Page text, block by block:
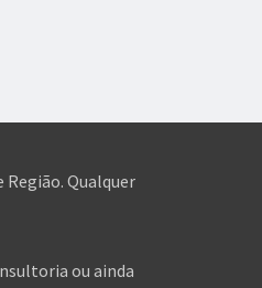
Qualquer
ou ainda